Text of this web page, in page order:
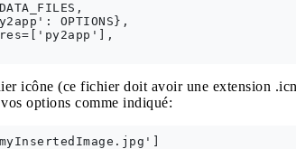
OPTIONS},
icône (ce fichier doit avoir une extension
options comme indiqué: